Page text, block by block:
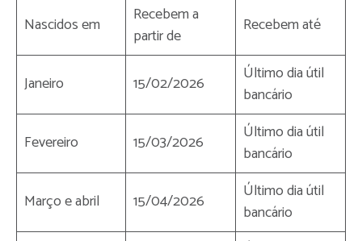
Nascidos em
Recebem a
partir de
Recebem até
Janeiro 15/02/2026
Último dia útil
bancário
Fevereiro
15/03/2026
Último dia útil
bancário
Março e abril
15/04/2026
Último dia útil
bancário